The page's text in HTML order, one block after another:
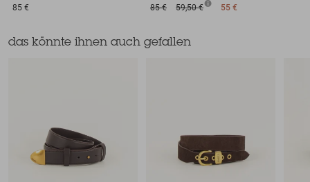
85 €
85 €
59,50 € 55 €
das könnte ihnen auch gefallen